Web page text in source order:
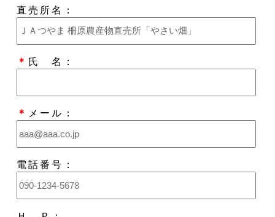
直売所名：
＊ 氏 名：
＊ メール：
電話番号：